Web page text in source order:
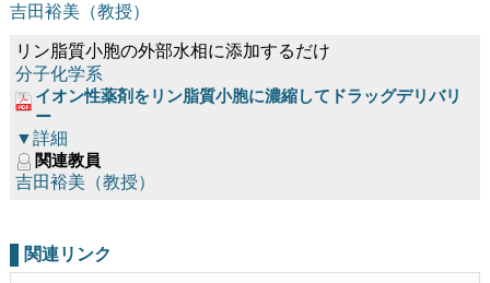
吉田裕美（教授）
リン脂質小胞の外部水相に添加するだけ
分子化学系
イオン性薬剤をリン脂質小胞に濃縮してドラッグデリバリ
ー
▼詳細
関連教員
吉田裕美（教授）
関連リンク